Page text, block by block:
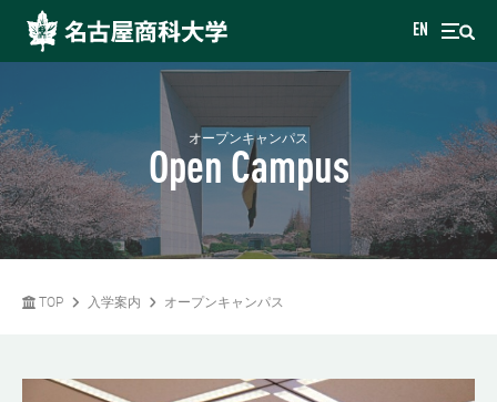
EN
オープンキャンパス
Open Campus
TOP 入学案内 オープンキャンパス